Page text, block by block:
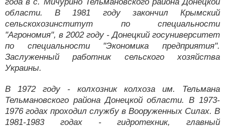
области. В 1981 году закончил Крымский
сельскохозинститут по специальности
"Агрономия", в 2002 году - Донецкий госуниверситет
по специальности "Экономика предприятия".
Заслуженный работник сельского хозяйства
Украины.
В 1972 году - колхозник колхоза им. Тельмана
Тельмановского района Донецкой области. В 1973-
1976 годах проходил службу в Вооруженных Силах. В
1981-1983 годах - гидротехник, главный